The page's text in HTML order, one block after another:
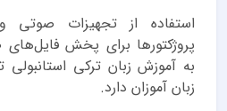
استفاده از تجهیزات صوتی
پروژکتورها برای پخش
به آموزش زبان ترکی استانبولی
زبان آموزان دارد.